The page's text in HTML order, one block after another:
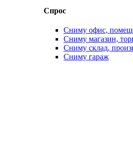
Спрос
Сниму офис,
Сниму магазин,
Сниму склад,
Сниму гараж